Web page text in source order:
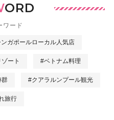
ORD
ワード
ガポールローカル人気店
ート #ベトナム料理
群 #クアラルンプール観光
旅行